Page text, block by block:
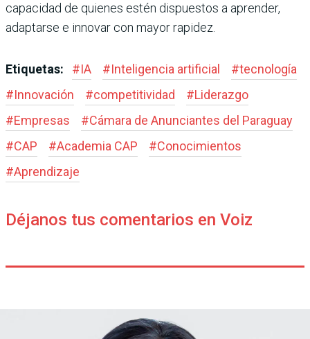
capacidad de quienes estén dispuestos a aprender,
adaptarse e innovar con mayor rapidez.
Etiquetas: #IA #Inteligencia artificial #tecnología
#Innovación #competitividad #Liderazgo
#Empresas #Cámara de Anunciantes del Paraguay
#CAP #Academia CAP #Conocimientos
#Aprendizaje
Déjanos tus comentarios en Voiz